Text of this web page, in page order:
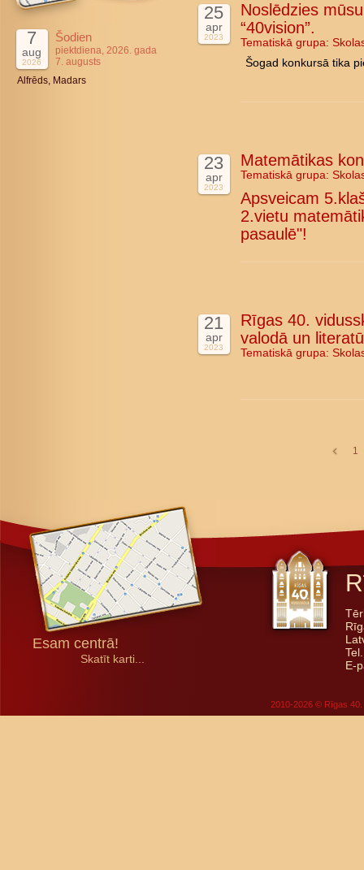
7
aug
2026
Šodien
piektdiena, 2026. gada
7. augusts
Alfrēds, Madars
25
apr
2023
Noslēdzies
“40vision”.
Tematiskā grupa:
Šogad konkursā tika
23
apr
2023
Matemātikas
Tematiskā grupa:
Apsveicam
2.vietu
pasaulē"!
21
apr
2023
Rīgas 40.
valodā un
Tematiskā grupa:
1
Esam centrā!
Skatīt karti...
E-
2010-2026 © Rīgas